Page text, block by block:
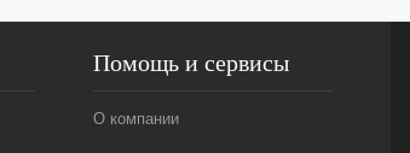
Помощь и сервисы
О компании